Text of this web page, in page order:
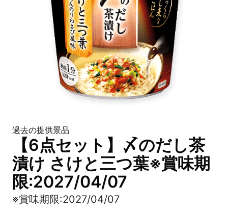
過去の提供景品
【6点セット】〆のだし茶
漬け さけと三つ葉※賞味期
限:2027/04/07
※賞味期限:2027/04/07